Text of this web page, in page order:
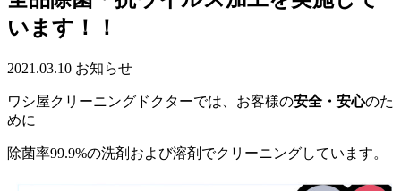
います！！
2021.03.10 お知らせ
ワシ屋クリーニングドクターでは、お客様の安全・安心のた
めに
除菌率99.9%の洗剤および溶剤でクリーニングしています。